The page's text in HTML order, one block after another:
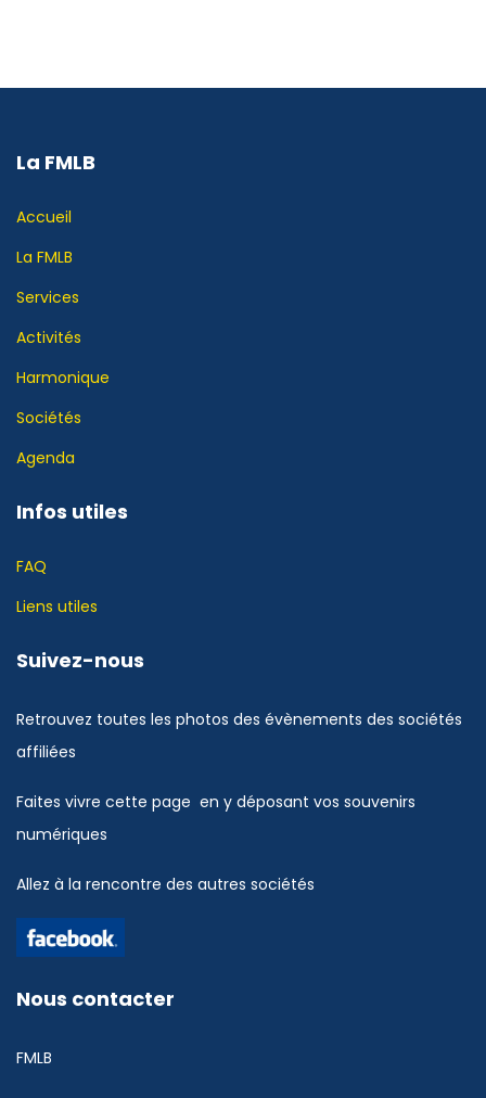
La FMLB
Accueil
La FMLB
Services
Activités
Harmonique
Sociétés
Agenda
Infos utiles
FAQ
Liens utiles
Suivez-nous
Retrouvez toutes les photos des évènements des sociétés
affiliées
Faites vivre cette page en y déposant vos souvenirs
numériques
Allez à la rencontre des autres sociétés
Nous contacter
FMLB